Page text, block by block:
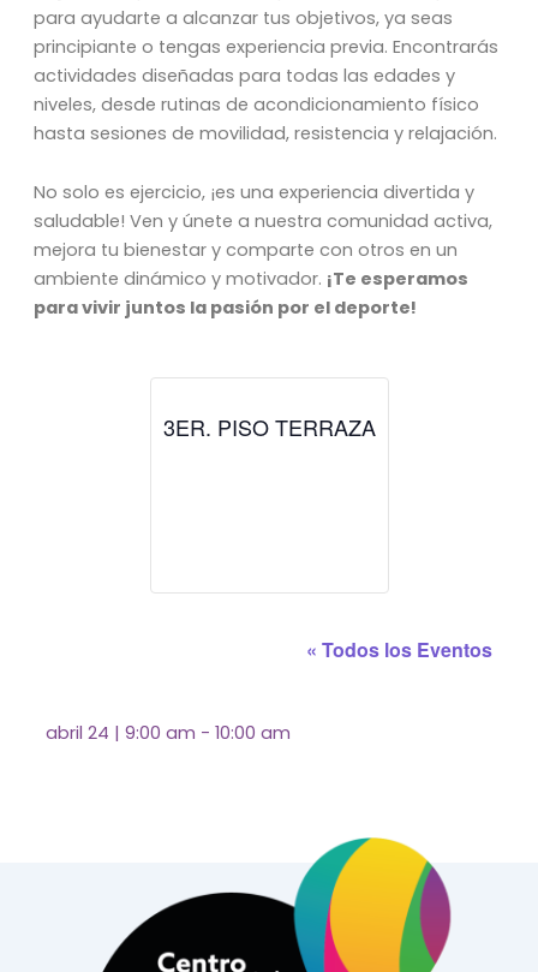
para ayudarte a alcanzar tus objetivos, ya seas
principiante o tengas experiencia previa. Encontrarás
actividades diseñadas para todas las edades y
niveles, desde rutinas de acondicionamiento físico
hasta sesiones de movilidad, resistencia y relajación.
No solo es ejercicio, ¡es una experiencia divertida y
saludable! Ven y únete a nuestra comunidad activa,
mejora tu bienestar y comparte con otros en un
ambiente dinámico y motivador. ¡Te esperamos
para vivir juntos la pasión por el deporte!
3ER. PISO TERRAZA
« Todos los Eventos
abril 24 | 9:00 am - 10:00 am